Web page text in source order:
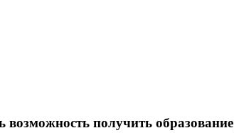
возможность получить